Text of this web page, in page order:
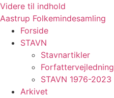
Videre til indhold
Aastrup Folkemindesamling
Forside
STAVN
Stavnartikler
Forfattervejledning
STAVN 1976-2023
Arkivet